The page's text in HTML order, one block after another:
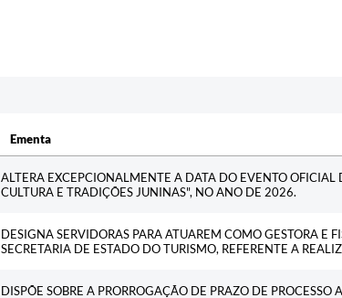
Ementa
ALTERA EXCEPCIONALMENTE A DATA DO EVENTO
CULTURA E TRADIÇÕES JUNINAS", NO ANO DE 2026.
DESIGNA SERVIDORAS PARA ATUAREM COMO GESTORA E
SECRETARIA DE ESTADO DO TURISMO, REFERENTE A
DISPÕE SOBRE A PRORROGAÇÃO DE PRAZO DE